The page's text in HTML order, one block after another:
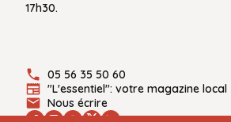
17h30.
05 56 35 50 60
"L'essentiel": votre magazine local
Nous écrire